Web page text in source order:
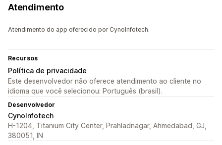
Atendimento
Atendimento do app oferecido por CynoInfotech.
Recursos
Política de privacidade
Este desenvolvedor não oferece atendimento ao cliente no
idioma que você selecionou: Português (brasil).
Desenvolvedor
CynoInfotech
H-1204, Titanium City Center, Prahladnagar, Ahmedabad, GJ,
380051, IN